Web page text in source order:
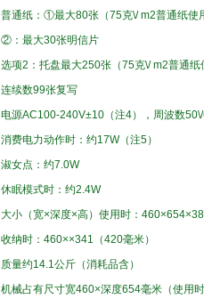
普通纸： ①最大80张（75克\/m2普通纸使
②：最大30张明信片
选项2 ： 托盘最大250张（75克\/m2普通纸
连续数99张复写
电源AC100-240V±10（注4）， 周波数50\/
消费电力动作时： 约17W（注5）
淑女点 ：约7.0W
休眠模式时： 约2.4W
大小（宽×深度×高） 使用时： 460×654×
收纳时： 460××341 （420毫米）
质量约14.1公斤（消耗品含）
机械占有尺寸宽460×深度654毫米（使用时